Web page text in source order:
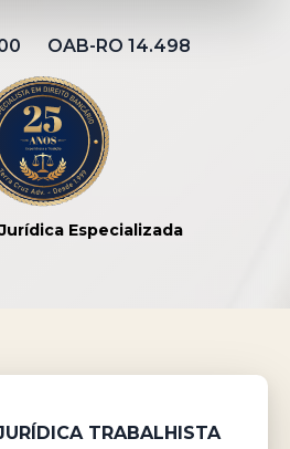
OAB-RO 14.498
Especializada
TRABALHISTA